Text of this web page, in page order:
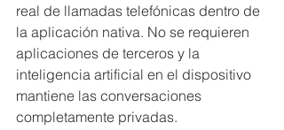
real de llamadas telefónicas dentro de
la aplicación nativa. No se requieren
aplicaciones de terceros y la
inteligencia artificial en el dispositivo
mantiene las conversaciones
completamente privadas.